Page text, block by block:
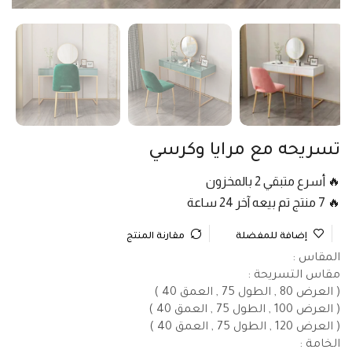
تسريحه مع مرايا وكرسي
🔥 أسرع متبقي 2 بالمخزون
🔥 7 منتج تم بيعه آخر 24 ساعة
إضافة للمفضلة مقارنة المنتج
المقاس :
مقاس التسريحة :
( العرض 80 , الطول 75 , العمق 40 )
( العرض 100 , الطول 75 , العمق 40 )
( العرض 120 , الطول 75 , العمق 40 )
الخامة :